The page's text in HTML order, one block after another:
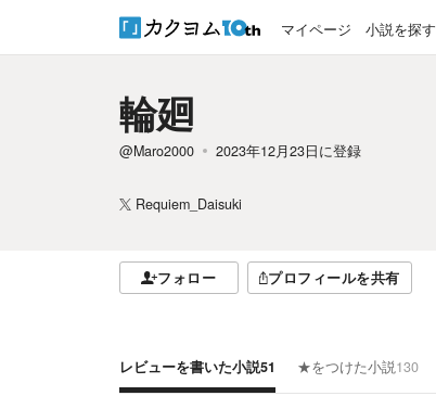
マイページ 小説を探す
輪廻
@Maro2000 2023年12月23日に登録
Requiem_Daisuki
フォロー プロフィールを共有
レビューを書いた小説51 ★をつけた小説130